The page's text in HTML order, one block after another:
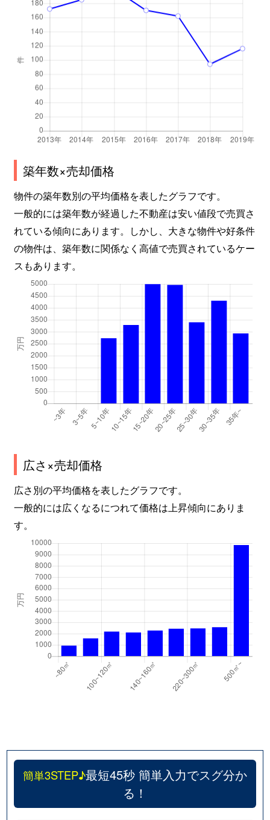
築年数×売却価格
物件の築年数別の平均価格を表したグラフです。
一般的には築年数が経過した不動産は安い値段で売買さ
れている傾向にあります。しかし、大きな物件や好条件
の物件は、築年数に関係なく高値で売買されているケー
スもあります。
広さ×売却価格
広さ別の平均価格を表したグラフです。
一般的には広くなるにつれて価格は上昇傾向にありま
す。
簡単3STEP♪最短45秒 簡単入力でスグ分か
る！